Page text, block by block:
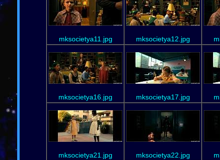
mksocietya11.jpg mksocietya12.jpg
mksocietya16.jpg mksocietya17.jpg
mksocietya21.jpg mksocietya22.jpg